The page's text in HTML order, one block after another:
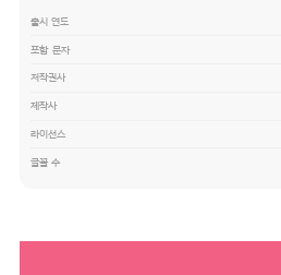
출시 연도
포함 문자
저작권사
제작사
라이선스
글꼴 수